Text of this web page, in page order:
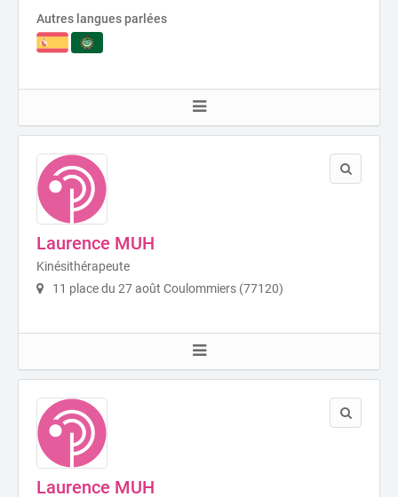
Autres langues parlées
Laurence MUH
Kinésithérapeute
11 place du 27 août Coulommiers (77120)
Laurence MUH